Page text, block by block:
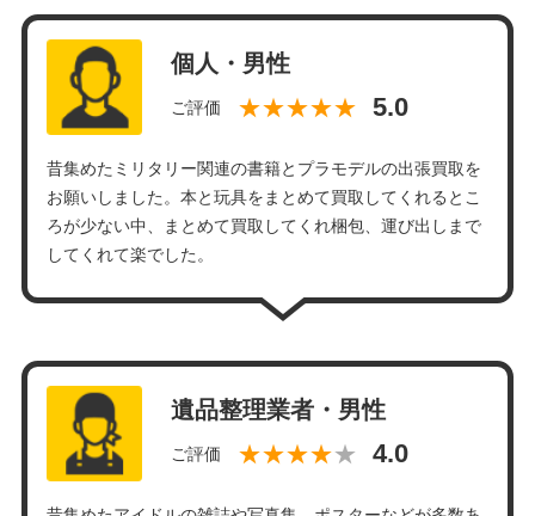
個人・男性
ご評価 ★★★★★
昔集めたミリタリー関連の書籍とプラモデルの出張買取を
お願いしました。本と玩具をまとめて買取してくれるとこ
ろが少ない中、まとめて買取してくれ梱包、運び出しまで
してくれて楽でした。
遺品整理業者・男性
ご評価 ★★★★